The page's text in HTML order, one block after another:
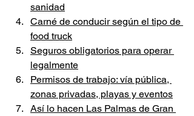
sanidad
Carné de conducir según el tipo de
food truck
Seguros obligatorios para operar
legalmente
Permisos de trabajo: vía pública,
zonas privadas, playas y eventos
Así lo hacen Las Palmas de Gran